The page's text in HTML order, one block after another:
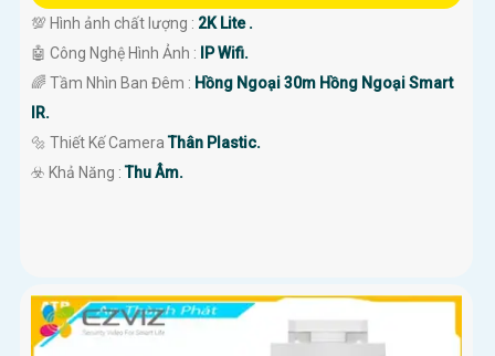
💯 Hình ảnh chất lượng : 2K Lite .
🤖️ Công Nghệ Hình Ảnh : IP Wifi.
🌈 Tầm Nhìn Ban Đêm : Hồng Ngoại 30m Hồng Ngoại Smart
IR.
🔩 Thiết Kế CameraThân Plastic.
️☣️ Khả Năng :Thu Âm.